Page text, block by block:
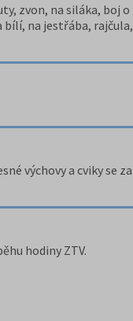
zvon, na siláka, boj
na jestřába,
výchovy a cviky se
hodiny ZTV.